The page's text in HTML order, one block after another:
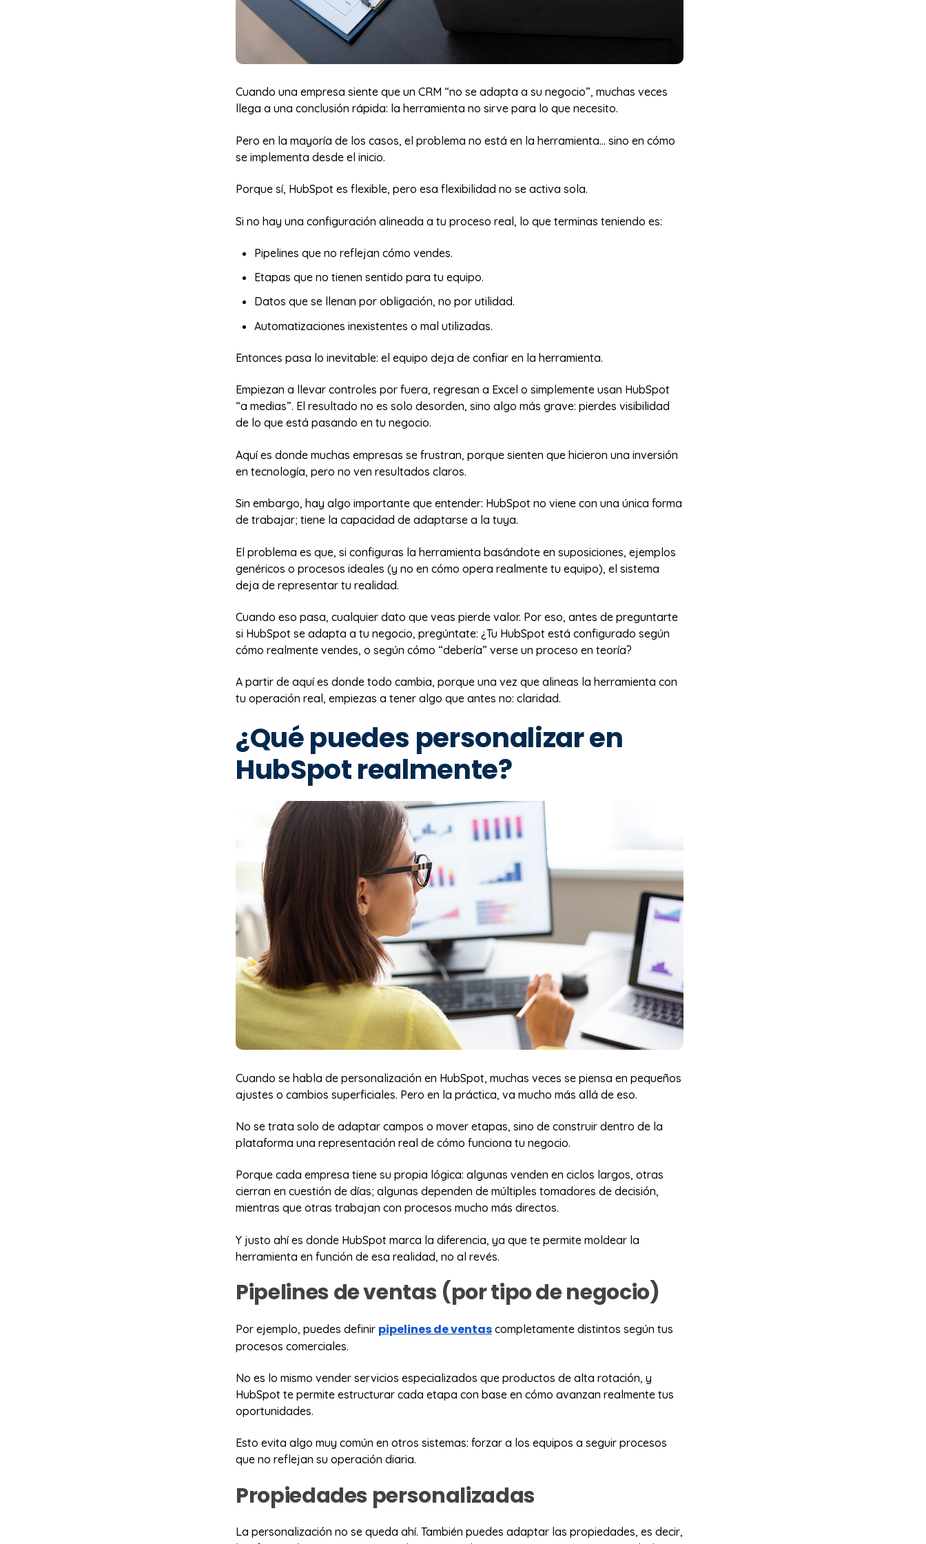
Cuando una empresa siente que un CRM “no se adapta a su negocio”, muchas veces
llega a una conclusión rápida: la herramienta no sirve para lo que necesito.
Pero en la mayoría de los casos, el problema no está en la herramienta… sino en cómo
se implementa desde el inicio.
Porque sí, HubSpot es flexible, pero esa flexibilidad no se activa sola.
Si no hay una configuración alineada a tu proceso real, lo que terminas teniendo es:
Pipelines que no reflejan cómo vendes.
Etapas que no tienen sentido para tu equipo.
Datos que se llenan por obligación, no por utilidad.
Automatizaciones inexistentes o mal utilizadas.
Entonces pasa lo inevitable: el equipo deja de confiar en la herramienta.
Empiezan a llevar controles por fuera, regresan a Excel o simplemente usan HubSpot
“a medias”. El resultado no es solo desorden, sino algo más grave: pierdes visibilidad
de lo que está pasando en tu negocio.
Aquí es donde muchas empresas se frustran, porque sienten que hicieron una inversión
en tecnología, pero no ven resultados claros.
Sin embargo, hay algo importante que entender: HubSpot no viene con una única forma
de trabajar; tiene la capacidad de adaptarse a la tuya.
El problema es que, si configuras la herramienta basándote en suposiciones, ejemplos
genéricos o procesos ideales (y no en cómo opera realmente tu equipo), el sistema
deja de representar tu realidad.
Cuando eso pasa, cualquier dato que veas pierde valor. Por eso, antes de preguntarte
si HubSpot se adapta a tu negocio, pregúntate: ¿Tu HubSpot está configurado según
cómo realmente vendes, o según cómo “debería” verse un proceso en teoría?
A partir de aquí es donde todo cambia, porque una vez que alineas la herramienta con
tu operación real, empiezas a tener algo que antes no: claridad.
¿Qué puedes personalizar en
HubSpot realmente?
Cuando se habla de personalización en HubSpot, muchas veces se piensa en pequeños
ajustes o cambios superficiales. Pero en la práctica, va mucho más allá de eso.
No se trata solo de adaptar campos o mover etapas, sino de construir dentro de la
plataforma una representación real de cómo funciona tu negocio.
Porque cada empresa tiene su propia lógica: algunas venden en ciclos largos, otras
cierran en cuestión de días; algunas dependen de múltiples tomadores de decisión,
mientras que otras trabajan con procesos mucho más directos.
Y justo ahí es donde HubSpot marca la diferencia, ya que te permite moldear la
herramienta en función de esa realidad, no al revés.
Pipelines de ventas (por tipo de negocio)
Por ejemplo, puedes definir pipelines de ventas completamente distintos según tus
procesos comerciales.
No es lo mismo vender servicios especializados que productos de alta rotación, y
HubSpot te permite estructurar cada etapa con base en cómo avanzan realmente tus
oportunidades.
Esto evita algo muy común en otros sistemas: forzar a los equipos a seguir procesos
que no reflejan su operación diaria.
Propiedades personalizadas
La personalización no se queda ahí. También puedes adaptar las propiedades, es decir,